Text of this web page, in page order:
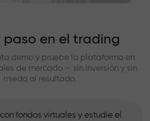
paso en el trading
demo y pruebe la plataforma en
de mercado — sin inversión y sin
miedo al resultado.
fondos virtuales y estudie el